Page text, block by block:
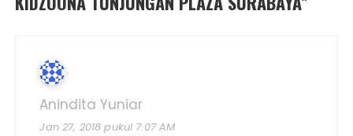
Anindita Yuniar
Jan 27, 2018 pukul 7:07 AM